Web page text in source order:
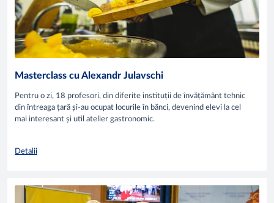
Masterclass cu Alexandr Julavschi
Pentru o zi, 18 profesori, din diferite instituții de învățământ tehnic
din întreaga țară și-au ocupat locurile în bănci, devenind elevi la cel
mai interesant și util atelier gastronomic.
Detalii